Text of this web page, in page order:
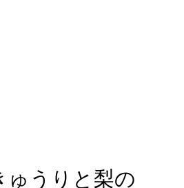
ゅうりと梨の